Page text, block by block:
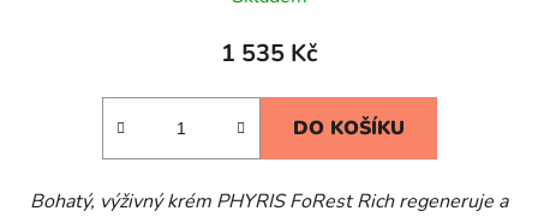
1 535 Kč
DO KOŠÍKU
Bohatý, výživný krém PHYRIS FoRest Rich regeneruje a